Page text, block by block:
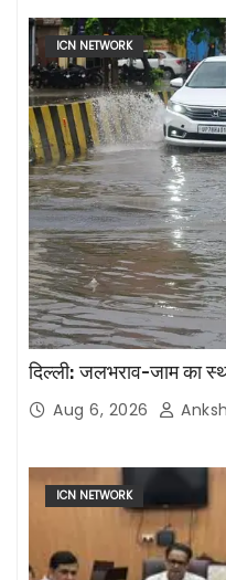
ICN NETWORK
दिल्ली: जलभराव-जाम का
Aug 6, 2026
ICN NETWORK